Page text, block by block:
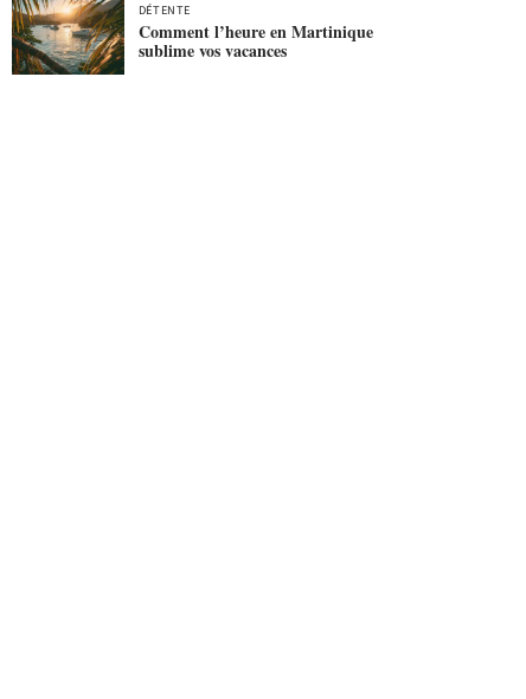
DÉTENTE
Comment l’heure en Martinique
sublime vos vacances